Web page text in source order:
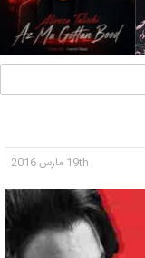
19th مارس 2016